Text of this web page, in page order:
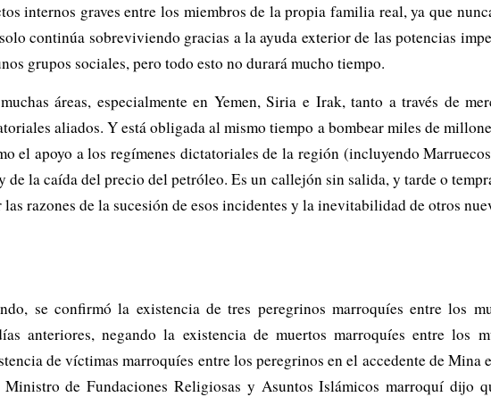
internos graves entre los miembros de la propia familia real, ya que
continúa sobreviviendo gracias a la ayuda exterior de las potencias
grupos sociales, pero todo esto no durará mucho tiempo.
áreas, especialmente en Yemen, Siria e Irak, tanto a través de
aliados. Y está obligada al mismo tiempo a bombear miles de
el apoyo a los regímenes dictatoriales de la región (incluyendo
la caída del precio del petróleo. Es un callejón sin salida, y tarde o
razones de la sucesión de esos incidentes y la inevitabilidad de otros
se confirmó la existencia de tres peregrinos marroquíes entre los
anteriores, negando la existencia de muertos marroquíes entre los
de víctimas marroquíes entre los peregrinos en el accedente de Mina
de Fundaciones Religiosas y Asuntos Islámicos marroquí dijo